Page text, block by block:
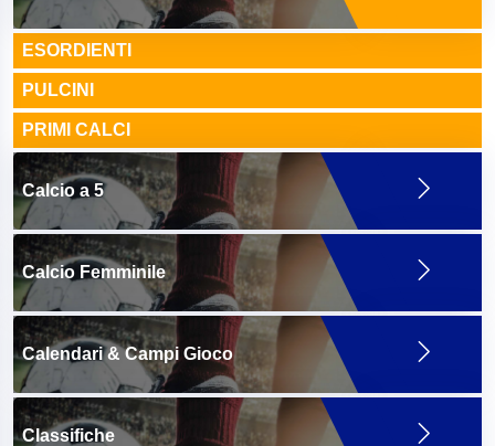
ESORDIENTI
PULCINI
PRIMI CALCI
Calcio a 5
Calcio Femminile
Calendari & Campi Gioco
Classifiche